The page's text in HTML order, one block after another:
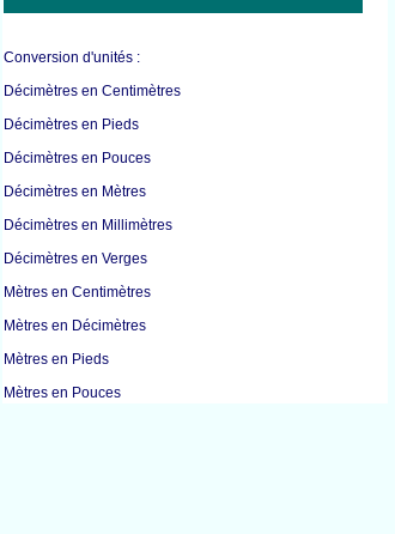
Conversion d'unités :
Décimètres en Centimètres
Décimètres en Pieds
Décimètres en Pouces
Décimètres en Mètres
Décimètres en Millimètres
Décimètres en Verges
Mètres en Centimètres
Mètres en Décimètres
Mètres en Pieds
Mètres en Pouces